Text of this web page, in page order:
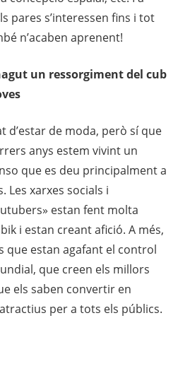
pares s’interessen fins i tot
n’acaben aprenent!
un ressorgiment del cub
d’estar de moda, però sí que
anys estem vivint un
que es deu principalment a
Les xarxes socials i
estan fent molta
i estan creant afició. A més,
que estan agafant el control
que creen els millors
els saben convertir en
per a tots els públics.